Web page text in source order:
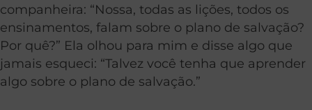
companheira: “Nossa, todas as lições, todos os
ensinamentos, falam sobre o plano de salvação?
Por quê?” Ela olhou para mim e disse algo que
jamais esqueci: “Talvez você tenha que aprender
algo sobre o plano de salvação.”